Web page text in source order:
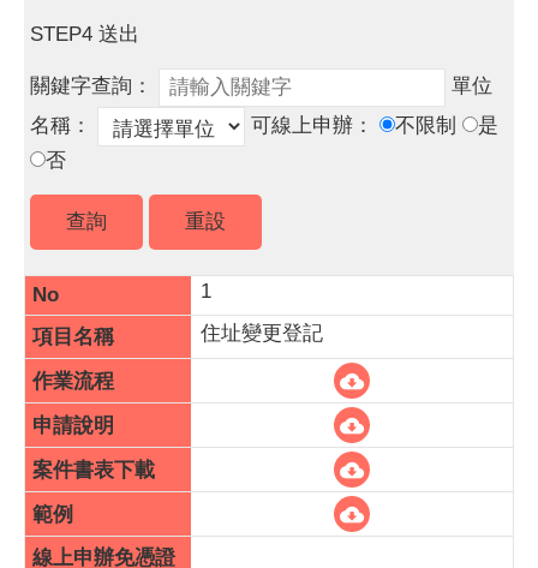
STEP4 送出
關鍵字查詢：
單位
名稱：
可線上申辦： 不限制
是
否
1
住址變更登記